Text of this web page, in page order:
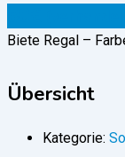
Biete Regal –
Übersicht
Kategorie: